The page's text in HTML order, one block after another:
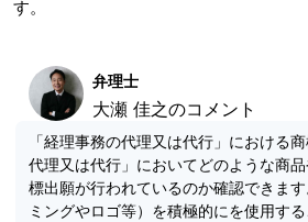
す。
弁理士
大瀬 佳之のコメント
「経理事務の代理又は代行」における
代理又は代行」においてどのような商
標出願が行われているのか確認できま
ミングやロゴ等）を積極的にを使用す